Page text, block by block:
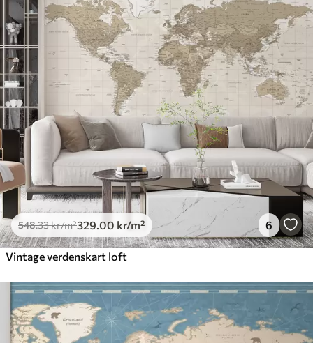
Standard
548 .33329.00kr/m²
Premium
665 .00 399.00 kr /m²
Premium vinyl
650 .00390.00kr/m²
Peel and Stick
925.00555.00kr/m²
548.33kr/m²329 .00 kr/m² 6
Vintage verdenskart loft